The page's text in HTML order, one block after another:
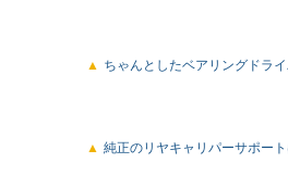
ちゃんとしたベアリングドラ
純正のリヤキャリパーサポー